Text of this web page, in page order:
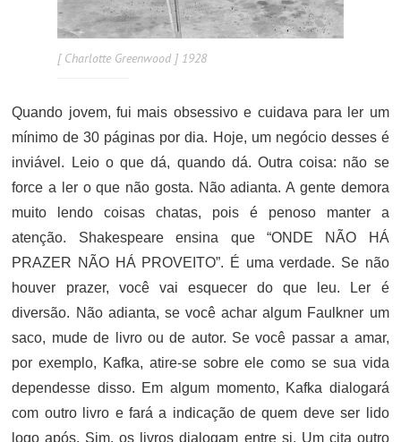
[ Charlotte Greenwood ] 1928
Quando jovem, fui mais obsessivo e cuidava para ler um
mínimo de 30 páginas por dia. Hoje, um negócio desses é
inviável. Leio o que dá, quando dá. Outra coisa: não se
force a ler o que não gosta. Não adianta. A gente demora
muito lendo coisas chatas, pois é penoso manter a
atenção. Shakespeare ensina que “ONDE NÃO HÁ
PRAZER NÃO HÁ PROVEITO”. É uma verdade. Se não
houver prazer, você vai esquecer do que leu. Ler é
diversão. Não adianta, se você achar algum Faulkner um
saco, mude de livro ou de autor. Se você passar a amar,
por exemplo, Kafka, atire-se sobre ele como se sua vida
dependesse disso. Em algum momento, Kafka dialogará
com outro livro e fará a indicação de quem deve ser lido
logo após. Sim, os livros dialogam entre si. Um cita outro